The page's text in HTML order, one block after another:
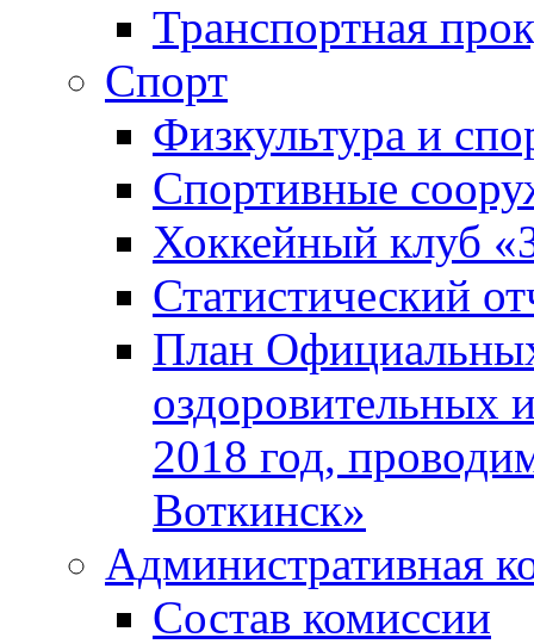
Транспортная
Спорт
Физкультура и
Спортивные
Хоккейный клуб
Статистический
План
оздоровительных
2018 год,
Воткинск»
Административная
Состав комиссии